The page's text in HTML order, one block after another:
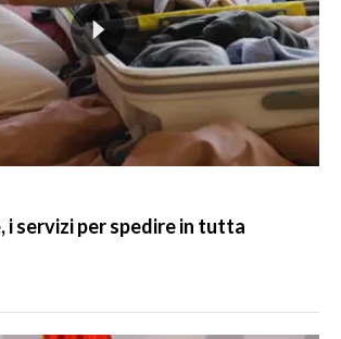
i servizi per spedire in tutta